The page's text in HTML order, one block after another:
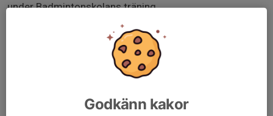
under Badmintonskolans träning.
Godkänn kakor